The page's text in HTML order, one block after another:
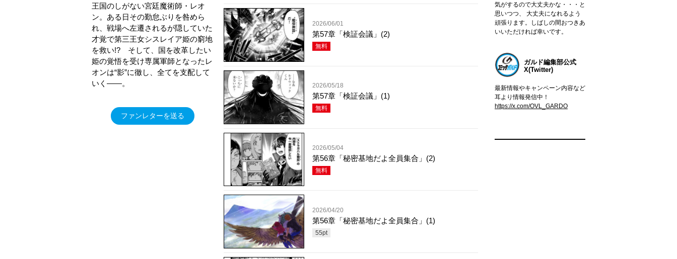
王国のしがない宮廷魔術師・レオ
ン。ある日その勤怠ぶりを咎めら
れ、戦場へ左遷されるが隠していた
才覚で第三王女シスレイア姫の窮地
を救い!? そして、国を改革したい
姫の覚悟を受け専属軍師となったレ
オンは“影”に徹し、全てを支配して
いく――。
ファンレターを送る
2026/06/01
第57章「検証会議」(2)
無料
2026/05/18
第57章「検証会議」(1)
無料
2026/05/04
第56章「秘密基地だよ全員集合」(2)
無料
2026/04/20
第56章「秘密基地だよ全員集合」(1)
55pt
気がするので大丈夫かな・・・と
思いつつ、 大丈夫になれるよう
頑張ります。しばしの間おつきあ
いいただければ幸いです。
ガルド編集部公式
X(Twitter)
最新情報やキャンペーン内容など
耳より情報発信中！
https://x.com/OVL_GARDO